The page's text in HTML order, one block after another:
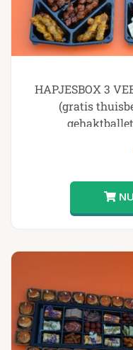
HAPJESBOX 3
(gratis